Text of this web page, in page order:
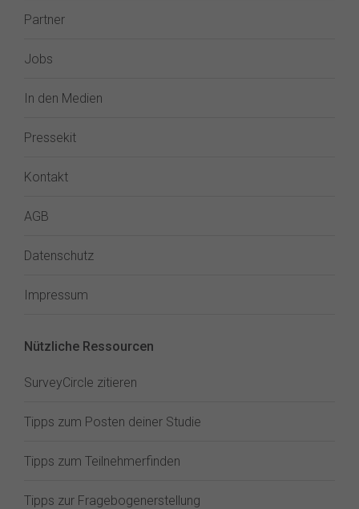
Partner
Jobs
In den Medien
Pressekit
Kontakt
AGB
Datenschutz
Impressum
Nützliche Ressourcen
SurveyCircle zitieren
Tipps zum Posten deiner Studie
Tipps zum Teilnehmerfinden
Tipps zur Fragebogenerstellung